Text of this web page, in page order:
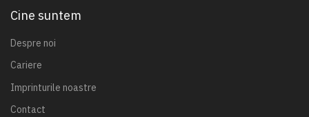
Cine suntem
Despre noi
Cariere
Imprinturile noastre
Contact